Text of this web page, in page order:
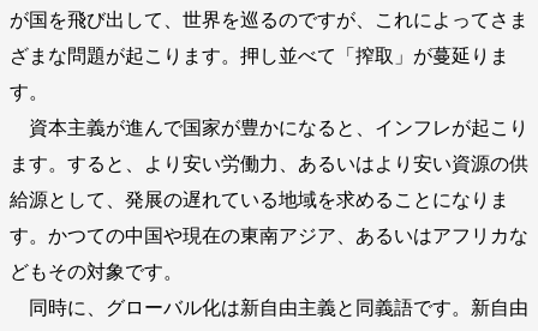
が国を飛び出して、世界を巡るのですが、これによってさま
ざまな問題が起こります。押し並べて「搾取」が蔓延りま
す。
資本主義が進んで国家が豊かになると、インフレが起こり
ます。すると、より安い労働力、あるいはより安い資源の供
給源として、発展の遅れている地域を求めることになりま
す。かつての中国や現在の東南アジア、あるいはアフリカな
どもその対象です。
同時に、グローバル化は新自由主義と同義語です。新自由